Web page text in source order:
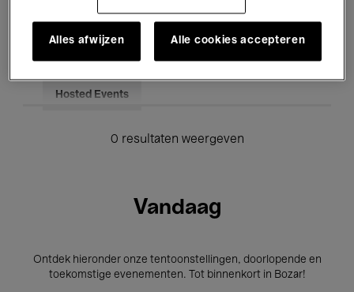
Voor iedereen Kids’ Palace
Onderwijs Rondleidingen
Hosted Events
0 resultaten weergeven
Vandaag
Ontdek hieronder onze tentoonstellingen, doorlopende en
toekomstige evenementen. Tot binnenkort in Bozar!
Alles afwijzen Alle cookies accepteren